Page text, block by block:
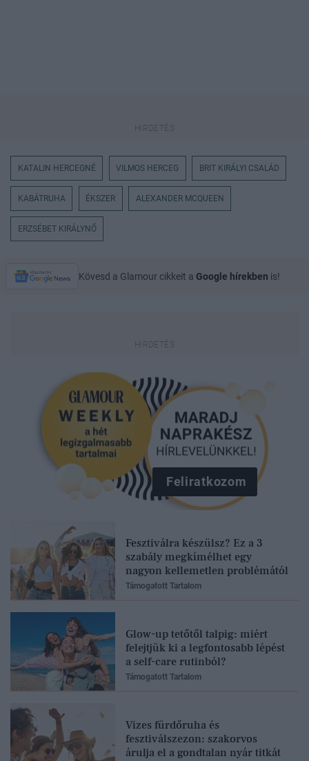
KATALIN HERCEGNÉ VILMOS HERCEG BRIT KIRÁLYI CSALÁD
KABÁTRUHA ÉKSZER ALEXANDER MCQUEEN
ERZSÉBET KIRÁLYNŐ
Kövesd a Glamour cikkeit a Google hírekben is!
Feliratkozom
Fesztiválra készülsz? Ez a 3
szabály megkímélhet egy
nagyon kellemetlen problémától
Támogatott Tartalom
Glow-up tetőtől talpig: miért
felejtjük ki a legfontosabb lépést
a self-care rutinból?
Támogatott Tartalom
Vizes fürdőruha és
fesztiválszezon: szakorvos
árulja el a gondtalan nyár titkát